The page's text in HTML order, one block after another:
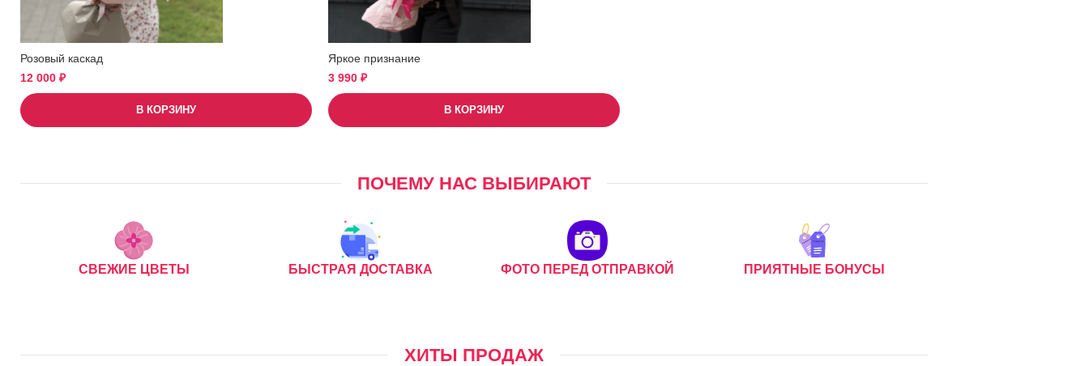
Розовый каскад
12 000 ₽
В КОРЗИНУ
Яркое признание
3 990 ₽
В КОРЗИНУ
ПОЧЕМУ НАС ВЫБИРАЮТ
СВЕЖИЕ ЦВЕТЫ БЫСТРАЯ ДОСТАВКА ФОТО ПЕРЕД ОТПРАВКОЙ ПРИЯТНЫЕ БОНУСЫ
ХИТЫ ПРОДАЖ